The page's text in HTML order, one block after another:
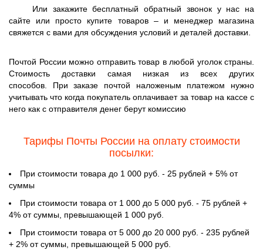
Или закажите бесплатный обратный звонок у нас на
сайте или просто купите товаров – и менеджер магазина
свяжется с вами для обсуждения условий и деталей доставки.
Почтой России можно отправить товар в любой уголок страны.
Стоимость доставки самая низкая из всех других
способов. При заказе почтой наложеным платежом нужно
учитывать что когда покупатель оплачивает за товар на кассе с
него как с отправителя денег берут комиссию
Тарифы Почты России на оплату стоимости
посылки:
При стоимости товара до 1 000 руб. - 25 рублей + 5% от
суммы
При стоимости товара от 1 000 до 5 000 руб. - 75 рублей +
4% от суммы, превышающей 1 000 руб.
При стоимости товара от 5 000 до 20 000 руб. - 235 рублей
+ 2% от суммы, превышающей 5 000 руб.